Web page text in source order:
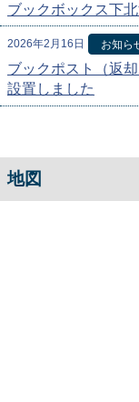
ブックボックス下
2026年2月16日 お知ら
ブックポスト（返
設置しました
地図